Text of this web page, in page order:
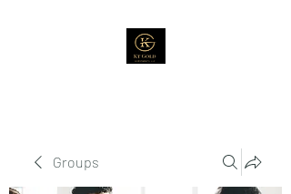
Groups